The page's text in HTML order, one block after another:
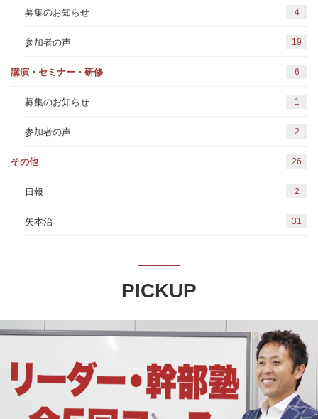
募集のお知らせ 4
参加者の声 19
講演・セミナー・研修 6
募集のお知らせ 1
参加者の声 2
その他 26
日報 2
矢本治 31
PICKUP